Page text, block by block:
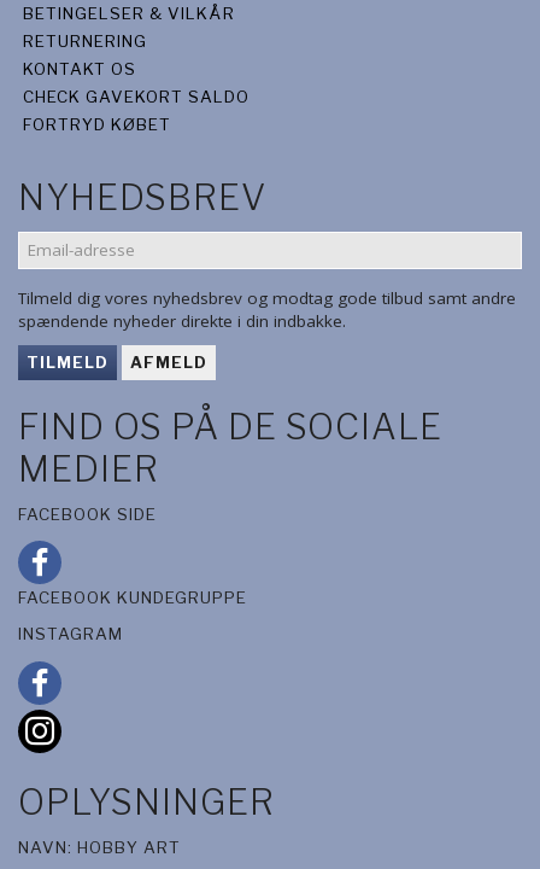
BETINGELSER & VILKÅR
RETURNERING
KONTAKT OS
CHECK GAVEKORT SALDO
FORTRYD KØBET
NYHEDSBREV
EMAIL-
ADRESSE
Tilmeld dig vores nyhedsbrev og modtag gode tilbud samt andre
spændende nyheder direkte i din indbakke.
TILMELD AFMELD
FIND OS PÅ DE SOCIALE
MEDIER
FACEBOOK SIDE
FACEBOOK KUNDEGRUPPE
INSTAGRAM
OPLYSNINGER
NAVN: HOBBY ART